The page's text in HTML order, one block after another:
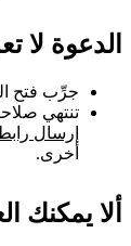
الدعوة لا
جرِّب فتح
تنتهي
إرسال
أخرى.
ألا يمكنك